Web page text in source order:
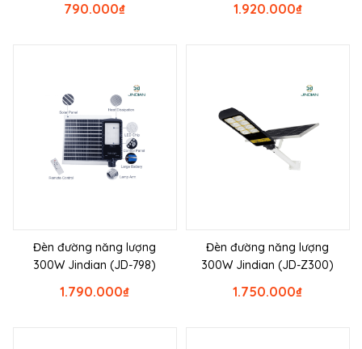
₫
790.000 ₫
1.920.000
Đèn đường năng lượng
300W Jindian (JD-798)
₫
1.790.000
Đèn đường năng lượng
300W Jindian (JD-Z300)
₫
1.750.000